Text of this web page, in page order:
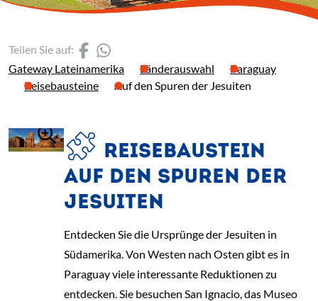
Gateway Lateinamerika Länderauswahl
Paraguay
Reisebausteine
Auf den Spuren der Jesuiten
Teilen Sie auf: (Link öffnet einen neuen
REISEBAUSTEIN
AUF DEN SPUREN DER
JESUITEN
Entdecken Sie die Ursprünge der Jesuiten in
Südamerika. Von Westen nach Osten gibt es in
Paraguay viele interessante Reduktionen zu
entdecken. Sie besuchen San Ignacio, das Museo